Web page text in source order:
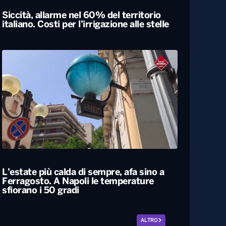
Siccità, allarme nel 60% del territorio
italiano. Costi per l’irrigazione alle stelle
L’estate più calda di sempre, afa sino a
Ferragosto. A Napoli le temperature
sfiorano i 50 gradi
ALTRO